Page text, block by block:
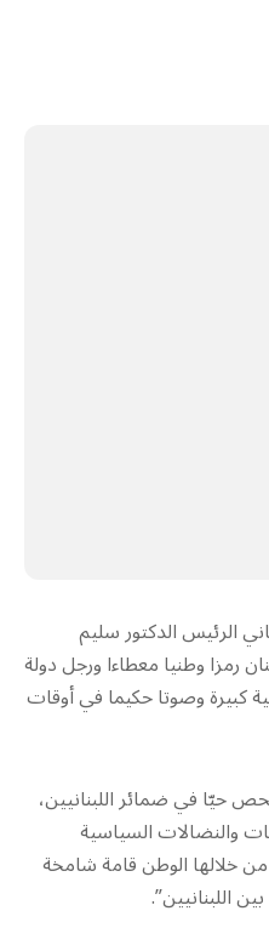
الرئيس الدكتور سليم
رمزا وطنيا معطاءا ورجل دولة
كبيرة وصوتا حكيما في أوقات
حيّا في ضمائر اللبنانيين،
والنضالات السياسية
خلالها الوطن قامة شامخة
اللبنانيين”.